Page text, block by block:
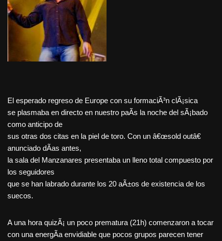
El esperado regreso de Europe con su formaciÃ³n clÃ¡sica
se plasmaba en directo en nuestro paÃ­s la noche del sÃ¡bado
como anticipo de
sus otras dos citas en la piel de toro. Con un â€œsold outâ€
anunciado dÃ­as antes,
la sala del Manzanares presentaba un lleno total compuesto por
los seguidores
que se han labrado durante los 20 aÃ±os de existencia de los
suecos.
A una hora quizÃ¡ un poco prematura (21h) comenzaron a tocar
con una energÃ­a envidiable que pocos grupos parecen tener